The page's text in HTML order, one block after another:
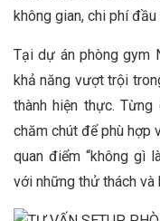
không gian, chi phí
Tại dự án phòng gym
khả năng vượt trội
thành hiện thực.
chăm chút để phù hợp
quan điểm “không gì
với những thử thách và